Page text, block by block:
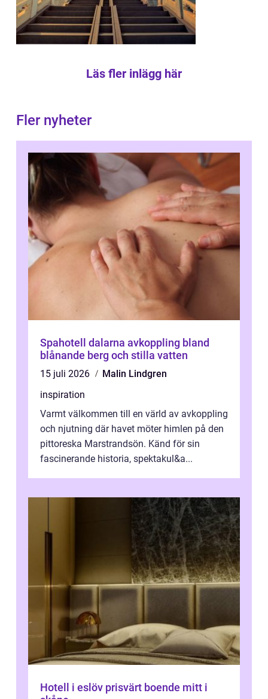
Läs fler inlägg här
Fler nyheter
Spahotell dalarna avkoppling bland
blånande berg och stilla vatten
15 juli 2026
Malin Lindgren
inspiration
Varmt välkommen till en värld av avkoppling
och njutning där havet möter himlen på den
pittoreska Marstrandsön. Känd för sin
fascinerande historia, spektakul&a...
Hotell i eslöv prisvärt boende mitt i